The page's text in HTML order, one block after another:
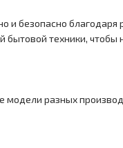
и безопасно
бытовой техники,
модели разных